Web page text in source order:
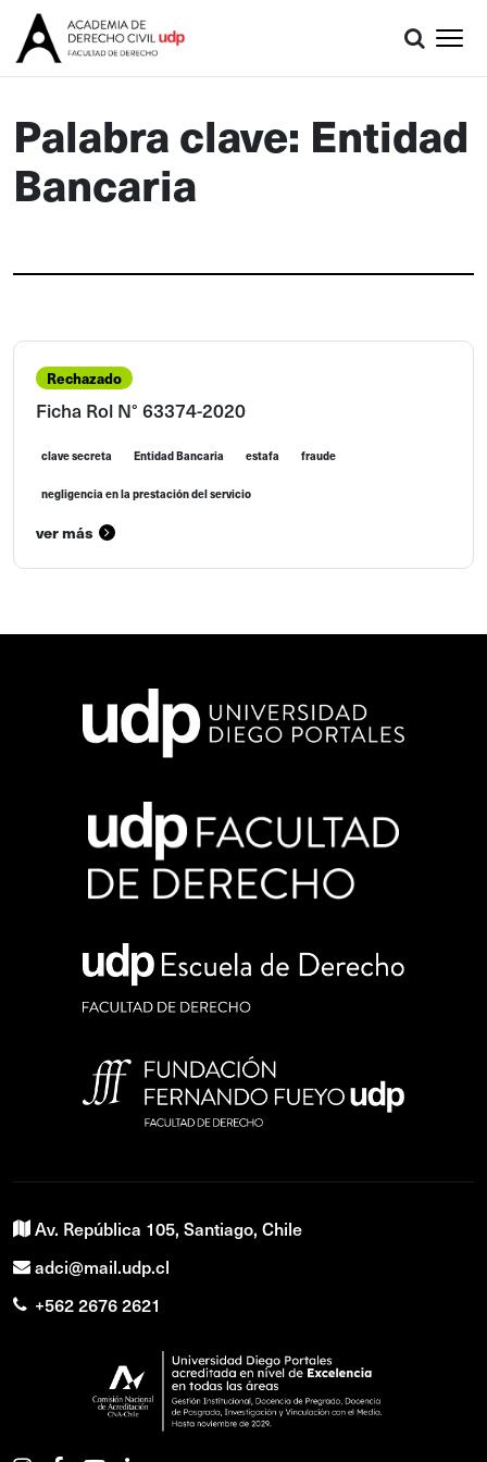
Palabra clave: Entidad
Bancaria
Rechazado
Ficha Rol N° 63374-2020
clave secreta Entidad Bancaria estafa fraude
negligencia en la prestación del servicio
ver más
Av. República 105, Santiago, Chile
adci@mail.udp.cl
+562 2676 2621